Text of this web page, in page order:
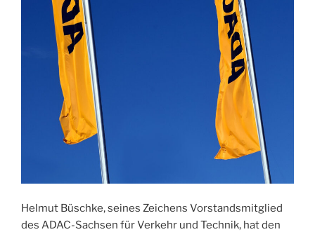
Helmut Büschke, seines Zeichens Vorstandsmitglied
des ADAC-Sachsen für Verkehr und Technik, hat den